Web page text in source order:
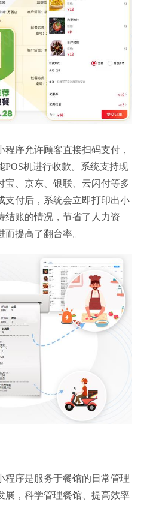
程序允许顾客直接扫码支付，
POS机进行收款。系统支持现
宝、京东、银联、云闪付等多
支付后，系统会立即打印出小
结账的情况，节省了人力资
提高了翻台率。
程序是服务于餐馆的日常管理
展，科学管理餐馆、提高效率